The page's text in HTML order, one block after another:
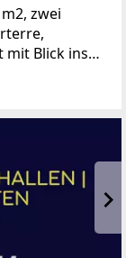
zwei
mit Blick ins
die